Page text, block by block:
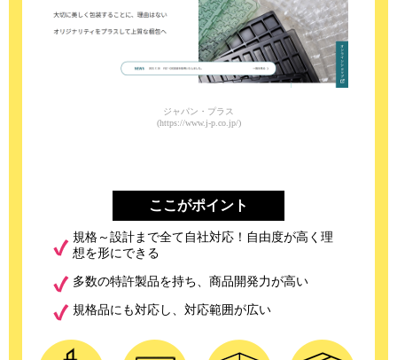
ジャパン・プラス
(https://www.j-p.co.jp/)
ここがポイント
規格～設計まで全て自社対応！自由度が高く理
想を形にできる
多数の特許製品を持ち、商品開発力が高い
規格品にも対応し、対応範囲が広い